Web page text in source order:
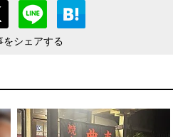
をシェアする